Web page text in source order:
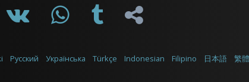
Русский Українська Türkçe Indonesian Filipino 日本語 繁